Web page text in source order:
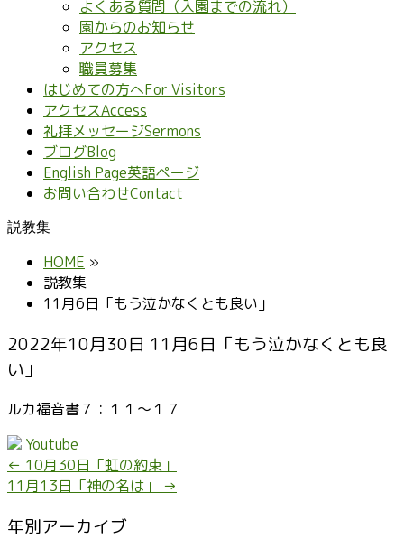
よくある質問（入園までの流れ）
園からのお知らせ
アクセス
職員募集
はじめての方へFor Visitors
アクセスAccess
礼拝メッセージSermons
ブログBlog
English Page英語ページ
お問い合わせContact
説教集
HOME »
説教集
11月6日「もう泣かなくとも良い」
2022年10月30日 11月6日「もう泣かなくとも良
い」
ルカ福音書７：１１～１７
Youtube
← 10月30日「虹の約束」
11月13日「神の名は」 →
年別アーカイブ